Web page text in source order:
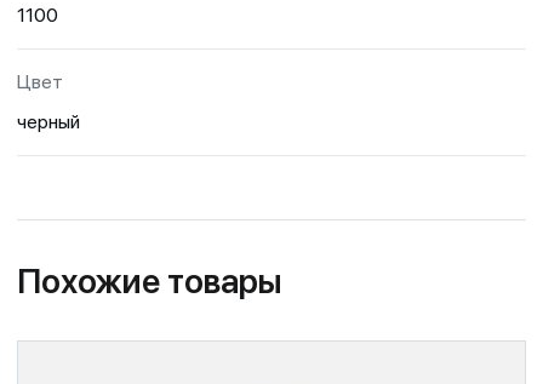
1100
Цвет
черный
Похожие товары